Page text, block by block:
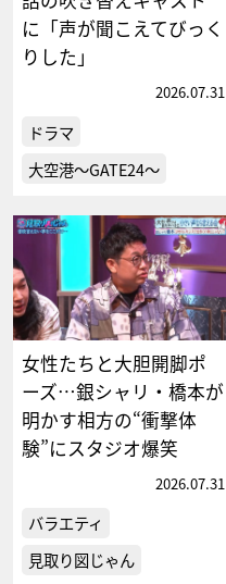
に「声が聞こえてびっく
りした」
2026.07.31
ドラマ
大空港～GATE24～
女性たちと大胆開脚ポ
ーズ…銀シャリ・橋本が
明かす相方の“衝撃体
験”にスタジオ爆笑
2026.07.31
バラエティ
見取り図じゃん